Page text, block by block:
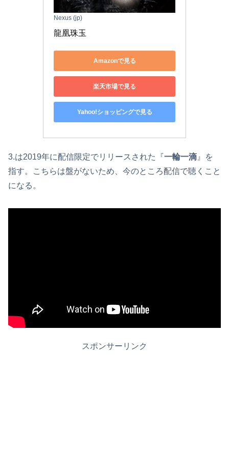
Nexus (jp)
龍凰珠玉
Amazonで見る
楽天市場で見る
Yahoo!ショッピングで見る
3.は2019年に配信限定でリリースされた『一輪一滴 』を
指す。こちらは盤がないため、今のところ配信で聴くこと
になる。
スポンサーリンク